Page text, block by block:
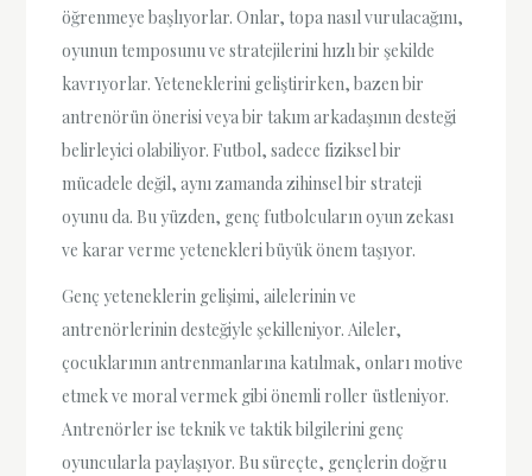
öğrenmeye başlıyorlar. Onlar, topa nasıl vurulacağını,
oyunun temposunu ve stratejilerini hızlı bir şekilde
kavrıyorlar. Yeteneklerini geliştirirken, bazen bir
antrenörün önerisi veya bir takım arkadaşının desteği
belirleyici olabiliyor. Futbol, sadece fiziksel bir
mücadele değil, aynı zamanda zihinsel bir strateji
oyunu da. Bu yüzden, genç futbolcuların oyun zekası
ve karar verme yetenekleri büyük önem taşıyor.
Genç yeteneklerin gelişimi, ailelerinin ve
antrenörlerinin desteğiyle şekilleniyor. Aileler,
çocuklarının antrenmanlarına katılmak, onları motive
etmek ve moral vermek gibi önemli roller üstleniyor.
Antrenörler ise teknik ve taktik bilgilerini genç
oyuncularla paylaşıyor. Bu süreçte, gençlerin doğru